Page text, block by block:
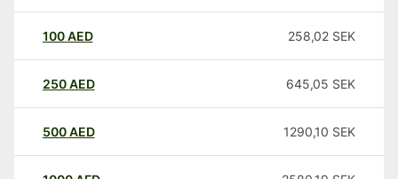
100AED 258,02 SEK
250AED 645,05 SEK
500AED 1290,10 SEK